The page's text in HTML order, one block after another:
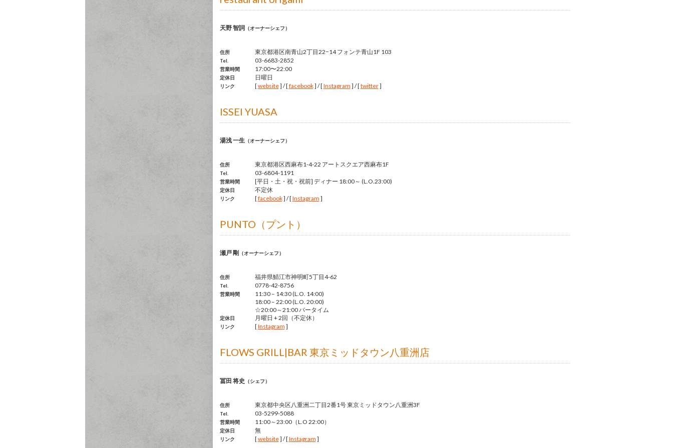
天野 智詞 （オーナーシェフ）
住所 東京都港区南青山2丁目22−14 フォンテ青山1F 103
Tel. 03-6683-2852
営業時間 17:00〜22:00
定休日 日曜日
リンク [website] / [facebook] / [Instagram ] / [twitter]
ISSEI YUASA
湯浅 一生（オーナーシェフ）
住所 東京都港区西麻布1-4-22 アートスクエア西麻布1F
Tel. 03-6804-1191
営業時間 [平日・土・祝・祝前] ディナー 18:00～ (L.O.23:00)
定休日 不定休
リンク [facebook] / [Instagram ]
PUNTO（プント）
瀬戸 剛 （オーナーシェフ）
住所 福井県鯖江市神明町5丁目4-62
Tel. 0778-42-8756
営業時間
11:30 – 14:30 (L.O. 14:00)
18:00 – 22:00 (L.O. 20:00)
☆20:00～21:00 バータイム
定休日 月曜日 + 2回（不定休）
リンク [Instagram ]
FLOWS GRILL|BAR 東京ミッドタウン八重洲店
冨田 将史 （シェフ）
住所 東京都中央区八重洲二丁目2番1号 東京ミッドタウン八重洲3F
Tel. 03-5299-5088
営業時間 11:00～23:00（L.O 22:00）
定休日 無
リンク [website] / [Instagram ]